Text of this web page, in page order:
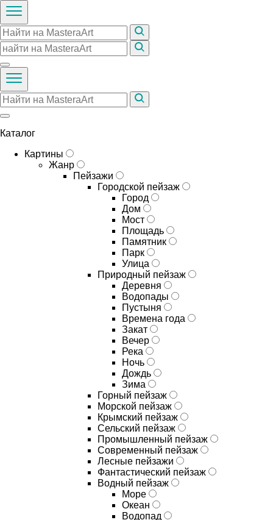
Каталог
Картины
Жанр
Пейзажи
Городской пейзаж
Город
Дом
Мост
Площадь
Памятник
Парк
Улица
Природный пейзаж
Деревня
Водопады
Пустыня
Времена года
Закат
Вечер
Река
Ночь
Дождь
Зима
Горный пейзаж
Морской пейзаж
Крымский пейзаж
Сельский пейзаж
Промышленный пейзаж
Современный пейзаж
Лесные пейзажи
Фантастический пейзаж
Водный пейзаж
Море
Океан
Водопад